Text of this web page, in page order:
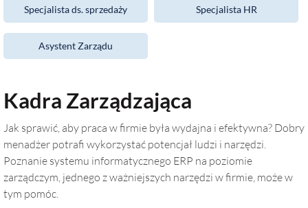
Specjalista ds. sprzedaży Specjalista HR
Asystent Zarządu
Kadra Zarządzająca
Jak sprawić, aby praca w firmie była wydajna i efektywna? Dobry
menadżer potrafi wykorzystać potencjał ludzi i narzędzi.
Poznanie systemu informatycznego ERP na poziomie
zarządczym, jednego z ważniejszych narzędzi w firmie, może w
tym pomóc.